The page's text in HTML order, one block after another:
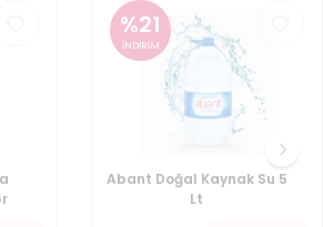
%21
İNDİRİM
Abant Doğal Kaynak Su 5
Lt